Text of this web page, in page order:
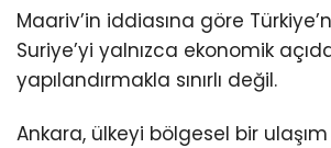
Maariv’in iddiasına göre
Suriye’yi yalnızca ekonomik
yapılandırmakla sınırlı değil.
Ankara, ülkeyi bölgesel bir